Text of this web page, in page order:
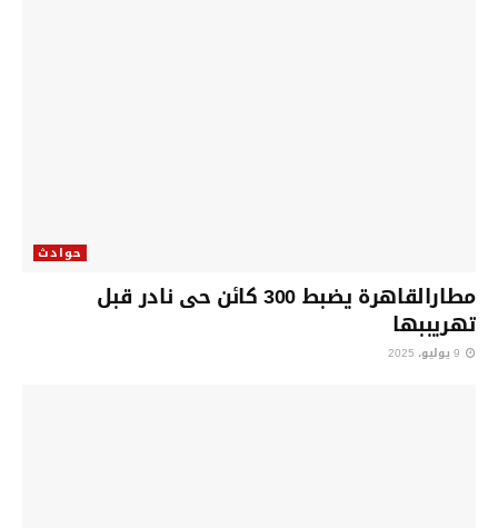
حوادث
مطارالقاهرة يضبط 300 كائن حى نادر قبل
تهريببها